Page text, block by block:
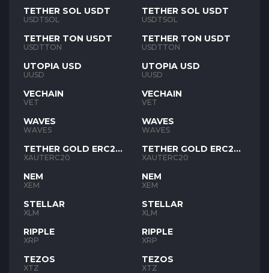
TETHER SOL USDT
USDTSOL
TETHER TON USDT
USDTTON
UTOPIA USD
UUSD
VECHAIN
VET
WAVES
WAVES
TETHER GOLD ERC20
XAUT
XAUTERC20
NEM
XEM
STELLAR
XLM
RIPPLE
XRP
TEZOS
XTZ
TETHER SOL USDT
USDTSOL
TETHER TON USDT
USDTTON
UTOPIA USD
UUSD
VECHAIN
VET
WAVES
WAVES
TETHER GOLD ERC20
XAUT
XAUTERC20
NEM
XEM
STELLAR
XLM
RIPPLE
XRP
TEZOS
XTZ